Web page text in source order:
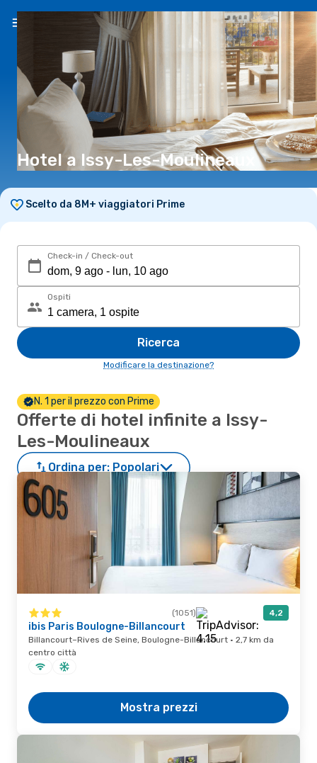
IT(€)
Hotel a Issy-Les-Moulineaux
Scelto da 8M+ viaggiatori Prime
Check-in / Check-out
Ospiti
Ricerca
Modificare la destinazione?
N. 1 per il prezzo con Prime
Offerte di hotel infinite a Issy-
Les-Moulineaux
Ordina per: Popolari
(1051) 4,2
ibis Paris Boulogne-Billancourt
Billancourt–Rives de Seine, Boulogne-Billancourt · 2,7 km da
centro città
Mostra prezzi